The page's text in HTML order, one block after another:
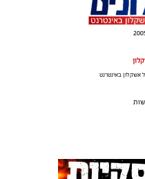
אשקלון באינטרנט